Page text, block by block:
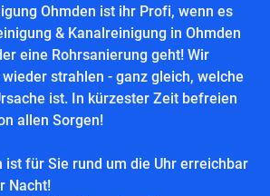
Ohmden ist ihr Profi, wenn es
& Kanalreinigung in Ohmden
eine Rohrsanierung geht! Wir
wieder strahlen - ganz gleich, welche
ist. In kürzester Zeit befreien
allen Sorgen!
ist für Sie rund um die Uhr erreichbar
Nacht!